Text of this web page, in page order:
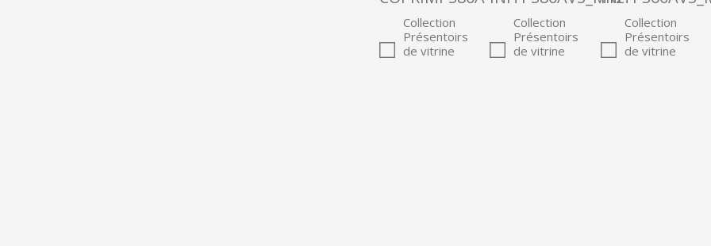
Collection
Présentoirs
de vitrine
Collection
Présentoirs
de vitrine
Collection
Présentoirs
de vitrine